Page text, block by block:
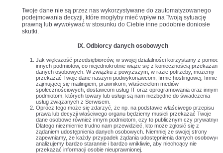
Twoje dane nie są przez nas wykorzystywane do zautomatyzowanego
podejmowania decyzji, które mogłyby mieć wpływ na Twoją sytuację
prawną lub wywoływać w stosunku do Ciebie inne podobnie doniosłe
skutki.
IX. Odbiorcy danych osobowych
Jak większość przedsiębiorców, w swojej działalności korzystamy z pomocy
innych podmiotów, co niejednokrotnie wiąże się z koniecznością przekazania
danych osobowych. W związku z powyższym, w razie potrzeby, możemy
przekazać Twoje dane naszym podwykonawcom, firmie hostingowej, firmie
zajmującej się mailingiem, prawnikom, właścicielom mediów
społecznościowych, dostawcom usług IT oraz oprogramowania oraz innym
podmiotom, których towary lub usługi są nam niezbędne do świadczenia
usług związanych z Serwisem.
Oprócz tego może się zdarzyć, że np. na podstawie właściwego przepisu
prawa lub decyzji właściwego organu będziemy musieli przekazać Twoje
dane osobowe również innym podmiotom, czy to publicznym czy prywatnym.
Dlatego niezmiernie trudno nam przewidzieć, kto może zgłosić się z
żądaniem udostępnienia danych osobowych. Niemniej ze swojej strony
zapewniamy, że każdy przypadek żądania udostępnienia danych osobowych
analizujemy bardzo starannie i bardzo wnikliwie, aby niechcący nie
przekazać informacji osobie nieuprawnionej.